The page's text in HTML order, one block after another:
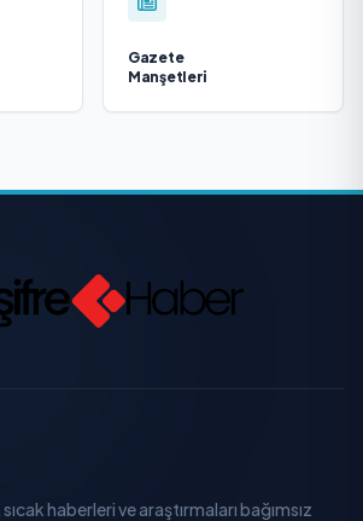
Gazete
Manşetleri
haberleri ve araştırmaları bağımsız